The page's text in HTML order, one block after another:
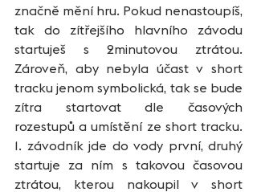
značně mění hru. Pokud nenastoupíš,
tak do zítřejšího hlavního závodu
startuješ s 2minutovou ztrátou.
Zároveň, aby nebyla účast v short
tracku jenom symbolická, tak se bude
zítra startovat dle časových
rozestupů a umístění ze short tracku.
1. závodník jde do vody první, druhý
startuje za ním s takovou časovou
ztrátou, kterou nakoupil v short